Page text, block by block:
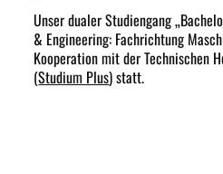
Unser dualer Studiengang
& Engineering: Fachrichtung
Kooperation mit der Technischen
(Studium Plus) statt.